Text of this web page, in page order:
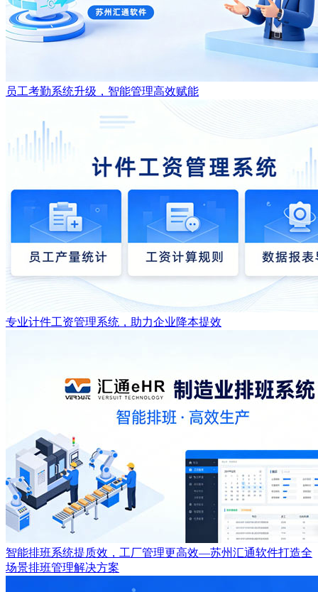
员工考勤系统升级，智能管理高效赋能
专业计件工资管理系统，助力企业降本提效
智能排班系统提质效，工厂管理更高效—苏州汇通软件打造全
场景排班管理解决方案